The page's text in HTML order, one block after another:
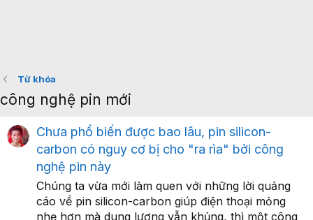
Từ khóa
công nghệ pin mới
Chưa phổ biến được bao lâu, pin silicon-
carbon có nguy cơ bị cho "ra rìa" bởi công
nghệ pin này
Chúng ta vừa mới làm quen với những lời quảng
cáo về pin silicon-carbon giúp điện thoại mỏng
nhẹ hơn mà dung lượng vẫn khủng, thì một công